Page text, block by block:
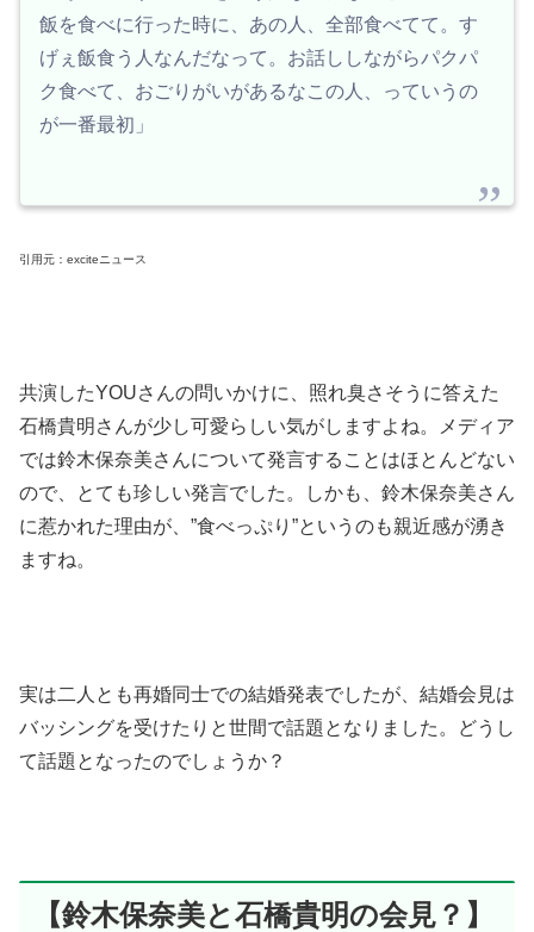
飯を食べに行った時に、あの人、全部食べてて。す
げぇ飯食う人なんだなって。お話ししながらパクパ
ク食べて、おごりがいがあるなこの人、っていうの
が一番最初」
引用元：exciteニュース
共演したYOUさんの問いかけに、照れ臭さそうに答えた
石橋貴明さんが少し可愛らしい気がしますよね。メディア
では鈴木保奈美さんについて発言することはほとんどない
ので、とても珍しい発言でした。しかも、鈴木保奈美さん
に惹かれた理由が、”食べっぷり”というのも親近感が湧き
ますね。
実は二人とも再婚同士での結婚発表でしたが、結婚会見は
バッシングを受けたりと世間で話題となりました。どうし
て話題となったのでしょうか？
【鈴木保奈美と石橋貴明の会見？】